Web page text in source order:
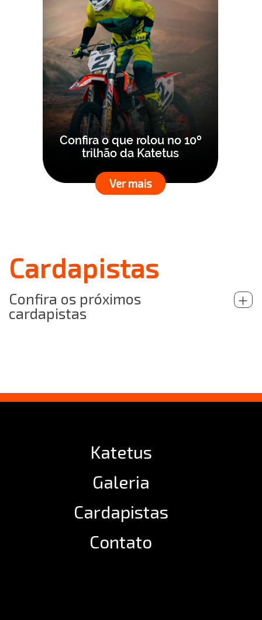
Confira o que rolou no 10º
trilhão da Katetus
Ver mais
Cardapistas
Confira os próximos
cardapistas
+
Katetus
Galeria
Cardapistas
Contato